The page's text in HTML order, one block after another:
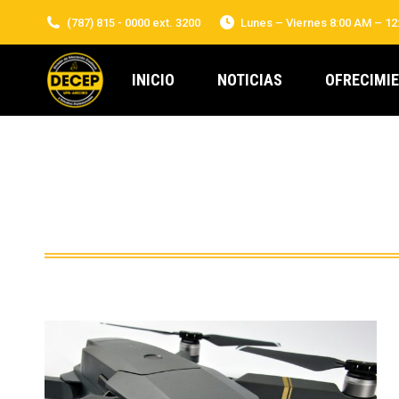
(787) 815 - 0000 ext. 3200 Lunes – Viernes 8:00 AM –
INICIO NOTICIAS